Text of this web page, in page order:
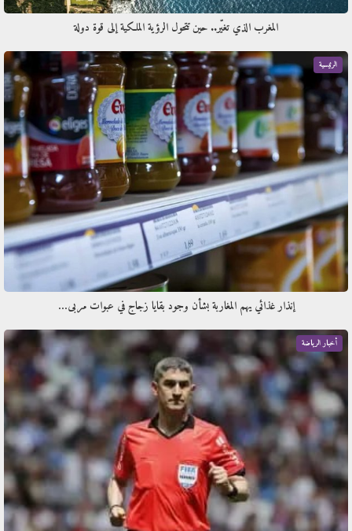
المغرب الذي تغيّر.. حين تتحول الرؤية الملكية إلى قوة دولة
الرئيسية
إنذار غذائي يهم المغاربة بشأن وجود بقايا زجاج في عبوات مربى…
أخبار الرياضة